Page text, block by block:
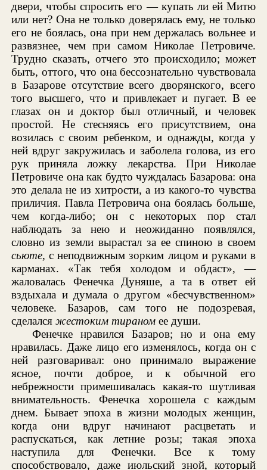
двери, чтобы спросить его — купать ли ей Митю
или нет? Она не только доверялась ему, не только
его не боялась, она при нем держалась вольнее и
развязнее, чем при самом Николае Петровиче.
Трудно сказать, отчего это происходило; может
быть, оттого, что она бессознательно чувствовала
в Базарове отсутствие всего дворянского, всего
того высшего, что и привлекает и пугает. В ее
глазах он и доктор был отличный, и человек
простой. Не стесняясь его присутствием, она
возилась с своим ребенком, и однажды, когда у
ней вдруг закружилась и заболела голова, из его
рук приняла ложку лекарства. При Николае
Петровиче она как будто чуждалась Базарова: она
это делала не из хитрости, а из какого-то чувства
приличия. Павла Петровича она боялась больше,
чем когда-либо; он с некоторых пор стал
наблюдать за нею и неожиданно появлялся,
словно из земли вырастал за ее спиною в своем
сьюте, с неподвижным зорким лицом и руками в
карманах. «Так тебя холодом и обдаст», —
жаловалась Фенечка Дуняше, а та в ответ ей
вздыхала и думала о другом «бесчувственном»
человеке. Базаров, сам того не подозревая,
сделалсяжестоким тираном ее души.
Фенечке нравился Базаров; но и она ему
нравилась. Даже лицо его изменялось, когда он с
ней разговаривал: оно принимало выражение
ясное, почти доброе, и к обычной его
небрежности примешивалась какая-то шутливая
внимательность. Фенечка хорошела с каждым
днем. Бывает эпоха в жизни молодых женщин,
когда они вдруг начинают расцветать и
распускаться, как летние розы; такая эпоха
наступила для Фенечки. Все к тому
способствовало, даже июльский зной, который